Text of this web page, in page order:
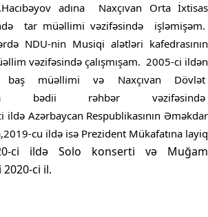
adına
Naxçıvan Orta İxtisas
tar müəllimi vəzifəsində
işləmişəm.
NDU-nin Musiqi alətləri kafedrasının
vəzifəsində çalışmışam. 2005-ci ildən
baş müəllimi və Naxçıvan Dövlət
bədii rəhbər
vəzifəsində
ildə Azərbaycan Respublikasının Əməkdar
cu ildə isə Prezident Mükafatına layiq
ci ildə Solo konserti və Muğam
ci il.